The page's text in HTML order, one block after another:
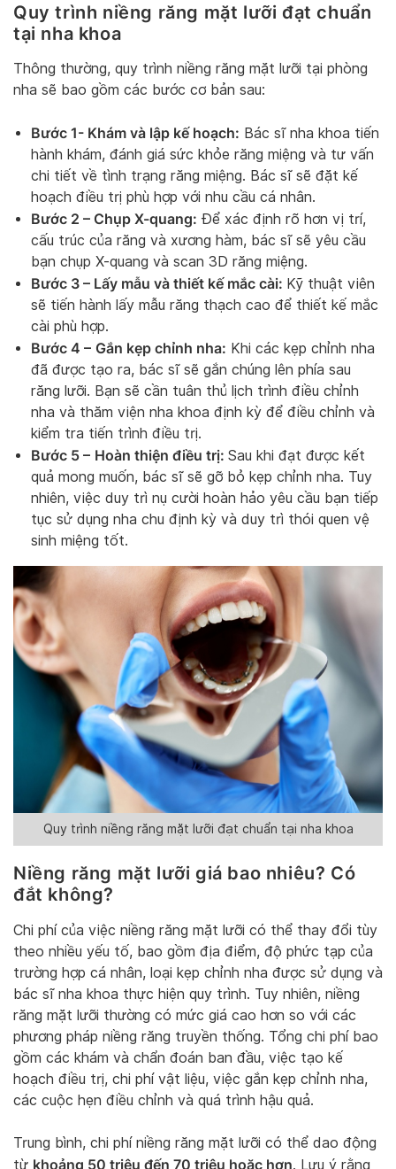
Quy trình niềng răng mặt lưỡi đạt chuẩn
tại nha khoa
Thông thường, quy trình niềng răng mặt lưỡi tại phòng
nha sẽ bao gồm các bước cơ bản sau:
Bước 1- Khám và lập kế hoạch: Bác sĩ nha khoa tiến
hành khám, đánh giá sức khỏe răng miệng và tư vấn
chi tiết về tình trạng răng miệng. Bác sĩ sẽ đặt kế
hoạch điều trị phù hợp với nhu cầu cá nhân.
Bước 2 – Chụp X-quang: Để xác định rõ hơn vị trí,
cấu trúc của răng và xương hàm, bác sĩ sẽ yêu cầu
bạn chụp X-quang và scan 3D răng miệng.
Bước 3 – Lấy mẫu và thiết kế mắc cài: Kỹ thuật viên
sẽ tiến hành lấy mẫu răng thạch cao để thiết kế mắc
cài phù hợp.
Bước 4 – Gắn kẹp chỉnh nha: Khi các kẹp chỉnh nha
đã được tạo ra, bác sĩ sẽ gắn chúng lên phía sau
răng lưỡi. Bạn sẽ cần tuân thủ lịch trình điều chỉnh
nha và thăm viện nha khoa định kỳ để điều chỉnh và
kiểm tra tiến trình điều trị.
Bước 5 – Hoàn thiện điều trị: Sau khi đạt được kết
quả mong muốn, bác sĩ sẽ gỡ bỏ kẹp chỉnh nha. Tuy
nhiên, việc duy trì nụ cười hoàn hảo yêu cầu bạn tiếp
tục sử dụng nha chu định kỳ và duy trì thói quen vệ
sinh miệng tốt.
Quy trình niềng răng mặt lưỡi đạt chuẩn tại nha khoa
Niềng răng mặt lưỡi giá bao nhiêu? Có
đắt không?
Chi phí của việc niềng răng mặt lưỡi có thể thay đổi tùy
theo nhiều yếu tố, bao gồm địa điểm, độ phức tạp của
trường hợp cá nhân, loại kẹp chỉnh nha được sử dụng và
bác sĩ nha khoa thực hiện quy trình. Tuy nhiên, niềng
răng mặt lưỡi thường có mức giá cao hơn so với các
phương pháp niềng răng truyền thống. Tổng chi phí bao
gồm các khám và chẩn đoán ban đầu, việc tạo kế
hoạch điều trị, chi phí vật liệu, việc gắn kẹp chỉnh nha,
các cuộc hẹn điều chỉnh và quá trình hậu quả.
Trung bình, chi phí niềng răng mặt lưỡi có thể dao động
từ khoảng 50 triệu đến 70 triệu hoặc hơn. Lưu ý rằng